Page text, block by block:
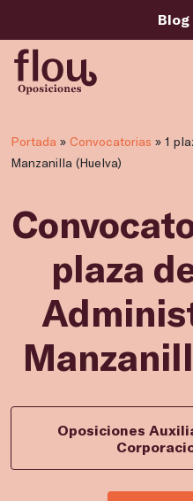
Blog
Portada » Convocatorias » 1
Manzanilla (Huelva)
plaza
Oposiciones